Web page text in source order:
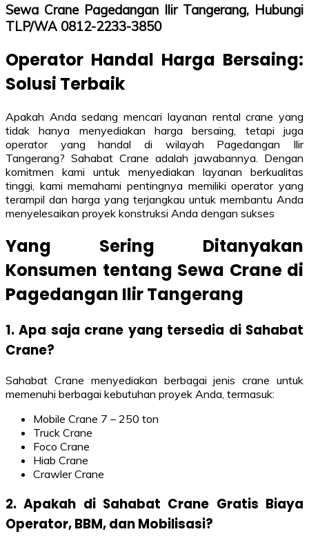
Sewa Crane Pagedangan Ilir Tangerang, Hubungi
TLP/WA 0812-2233-3850
Operator Handal Harga Bersaing:
Solusi Terbaik
Apakah Anda sedang mencari layanan rental crane yang
tidak hanya menyediakan harga bersaing, tetapi juga
operator yang handal di wilayah Pagedangan Ilir
Tangerang? Sahabat Crane adalah jawabannya. Dengan
komitmen kami untuk menyediakan layanan berkualitas
tinggi, kami memahami pentingnya memiliki operator yang
terampil dan harga yang terjangkau untuk membantu Anda
menyelesaikan proyek konstruksi Anda dengan sukses
Yang Sering Ditanyakan
Konsumen tentang Sewa Crane di
Pagedangan Ilir Tangerang
1. Apa saja crane yang tersedia di Sahabat
Crane?
Sahabat Crane menyediakan berbagai jenis crane untuk
memenuhi berbagai kebutuhan proyek Anda, termasuk:
Mobile Crane 7 – 250 ton
Truck Crane
Foco Crane
Hiab Crane
Crawler Crane
2. Apakah di Sahabat Crane Gratis Biaya
Operator, BBM, dan Mobilisasi?